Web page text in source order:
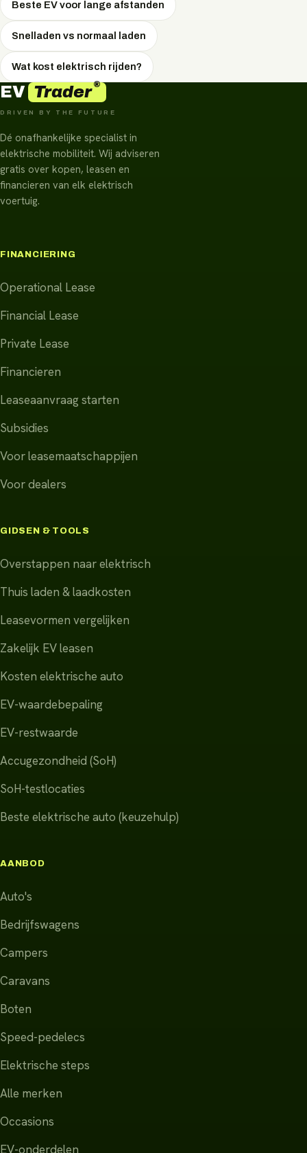
Beste EV voor lange afstanden
Snelladen vs normaal laden
Wat kost elektrisch rijden?
EV Trader®
DRIVEN BY THE FUTURE
Dé onafhankelijke specialist in
elektrische mobiliteit. Wij adviseren
gratis over kopen, leasen en
financieren van elk elektrisch
voertuig.
FINANCIERING
Operational Lease
Financial Lease
Private Lease
Financieren
Leaseaanvraag starten
Subsidies
Voor leasemaatschappijen
Voor dealers
GIDSEN & TOOLS
Overstappen naar elektrisch
Thuis laden & laadkosten
Leasevormen vergelijken
Zakelijk EV leasen
Kosten elektrische auto
EV-waardebepaling
EV-restwaarde
Accugezondheid (SoH)
SoH-testlocaties
Beste elektrische auto (keuzehulp)
AANBOD
Auto's
Bedrijfswagens
Campers
Caravans
Boten
Speed-pedelecs
Elektrische steps
Alle merken
Occasions
EV-onderdelen